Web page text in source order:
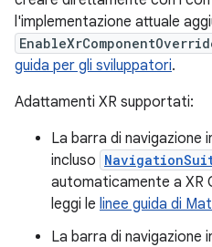
l'implementazione attuale
guida per gli sviluppatori.
Adattamenti XR supportati:
La barra di navigazione
incluso
automaticamente a XR
leggi le linee guida di
La barra di navigazione